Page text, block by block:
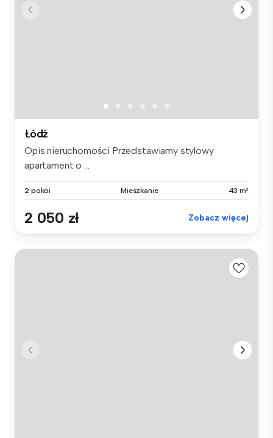
Łódź
Opis nieruchomości Przedstawiamy stylowy
apartament o ...
2 pokoi Mieszkanie 43 m²
2 050 zł Zobacz więcej